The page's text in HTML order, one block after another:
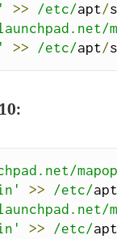
>> /etc/apt/
>> /etc/apt/
>> /etc/apt
>> /etc/apt